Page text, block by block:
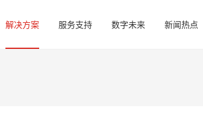
解决方案 服务支持 数字未来 新闻热点